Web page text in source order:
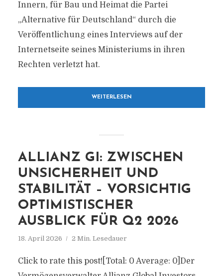
Innern, für Bau und Heimat die Partei
„Alternative für Deutschland“ durch die
Veröffentlichung eines Interviews auf der
Internetseite seines Ministeriums in ihren
Rechten verletzt hat.
WEITERLESEN
ALLIANZ GI: ZWISCHEN
UNSICHERHEIT UND
STABILITÄT – VORSICHTIG
OPTIMISTISCHER
AUSBLICK FÜR Q2 2026
18. April 2026 2 Min. Lesedauer
Click to rate this post![Total: 0 Average: 0]Der